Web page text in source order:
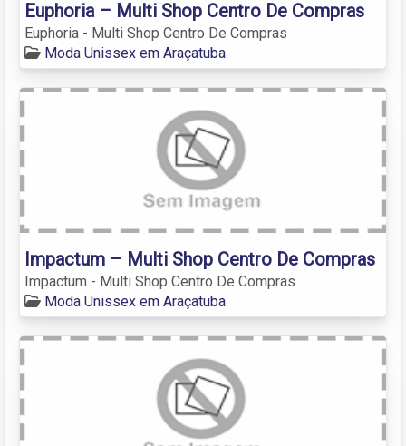
Euphoria – Multi Shop Centro De Compras
Euphoria - Multi Shop Centro De Compras
Moda Unissex em Araçatuba
Impactum – Multi Shop Centro De Compras
Impactum - Multi Shop Centro De Compras
Moda Unissex em Araçatuba